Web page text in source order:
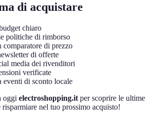
di acquistare
chiaro
politiche di rimborso
di prezzo
di offerte
media dei rivenditori
verificate
eventi di sconto locale
oggi electroshopping.it per scoprire le ultime
nel tuo prossimo acquisto!